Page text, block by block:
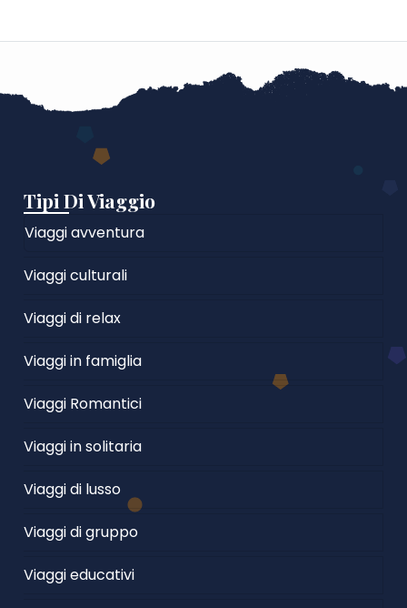
Tipi Di Viaggio
Viaggi avventura
Viaggi culturali
Viaggi di relax
Viaggi in famiglia
Viaggi Romantici
Viaggi in solitaria
Viaggi di lusso
Viaggi di gruppo
Viaggi educativi